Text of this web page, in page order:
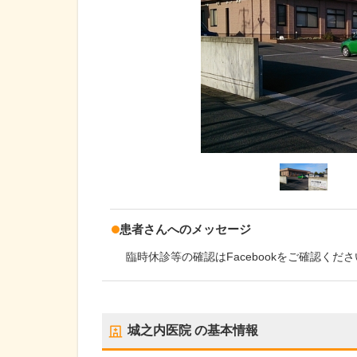
患者さんへのメッセージ
臨時休診等の確認はFacebookをご確認くださ
城之内医院の基本情報